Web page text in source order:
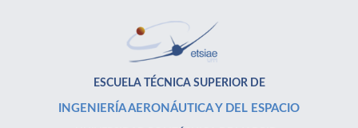
ESCUELA TÉCNICA SUPERIOR DE
INGENIERÍA AERONÁUTICA Y DEL ESPACIO